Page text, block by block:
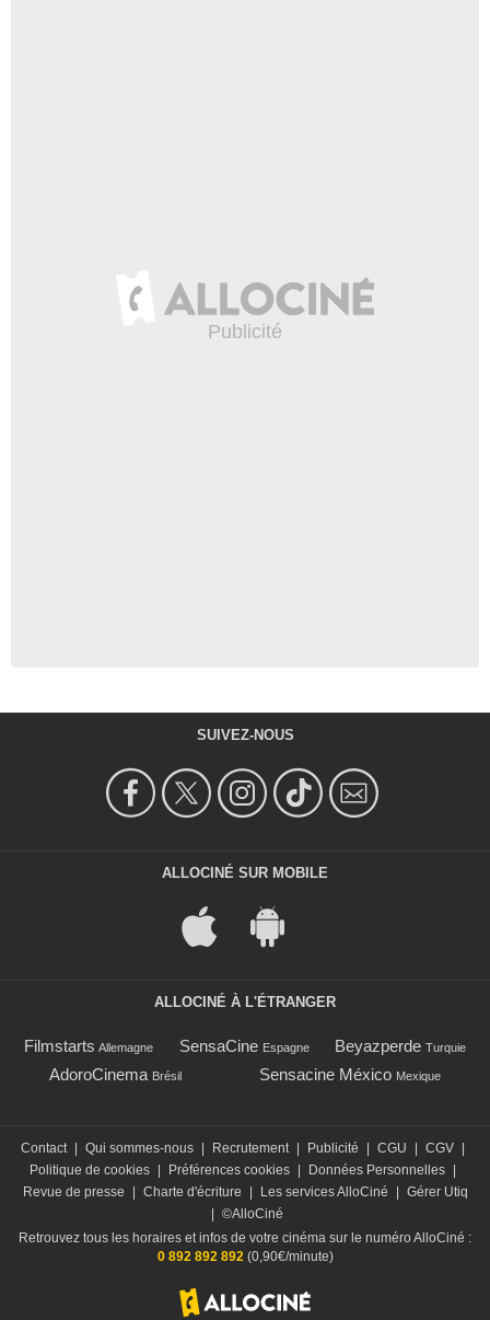
SUIVEZ-NOUS
ALLOCINÉ SUR MOBILE
ALLOCINÉ À L'ÉTRANGER
Filmstarts Allemagne SensaCine Espagne Beyazperde Turquie
AdoroCinema Brésil Sensacine México Mexique
Contact Qui sommes-nous Recrutement Publicité CGU CGV
Politique de cookies
Préférences cookies Données Personnelles
Revue de presse
Charte d'écriture Les services AlloCiné
Gérer Utiq
©AlloCiné
Retrouvez tous les horaires et infos de votre cinéma sur le numéro AlloCiné :
0 892 892 892(0,90€/minute)